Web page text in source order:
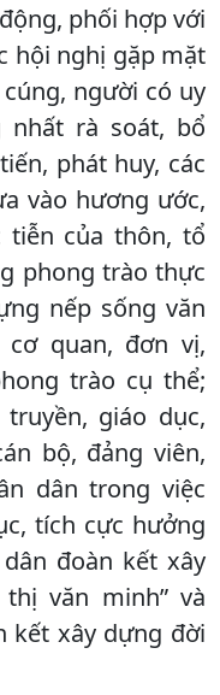
phối hợp với
hội nghị gặp mặt
người có uy
rà soát, bổ
phát huy, các
vào hương ước,
của thôn, tổ
phong trào thực
nếp sống văn
quan, đơn vị,
trào cụ thể;
giáo dục,
bộ, đảng viên,
dân trong việc
tích cực hưởng
đoàn kết xây
văn minh” và
kết xây dựng đời